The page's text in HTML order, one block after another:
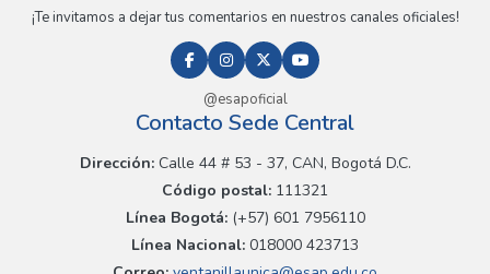
¡Te invitamos a dejar tus comentarios en nuestros canales oficiales!
@esapoficial
Contacto Sede Central
Dirección:Calle 44 # 53 - 37, CAN, Bogotá D.C.
Código postal: 111321
Línea Bogotá:(+57) 601 7956110
Línea Nacional: 018000 423713